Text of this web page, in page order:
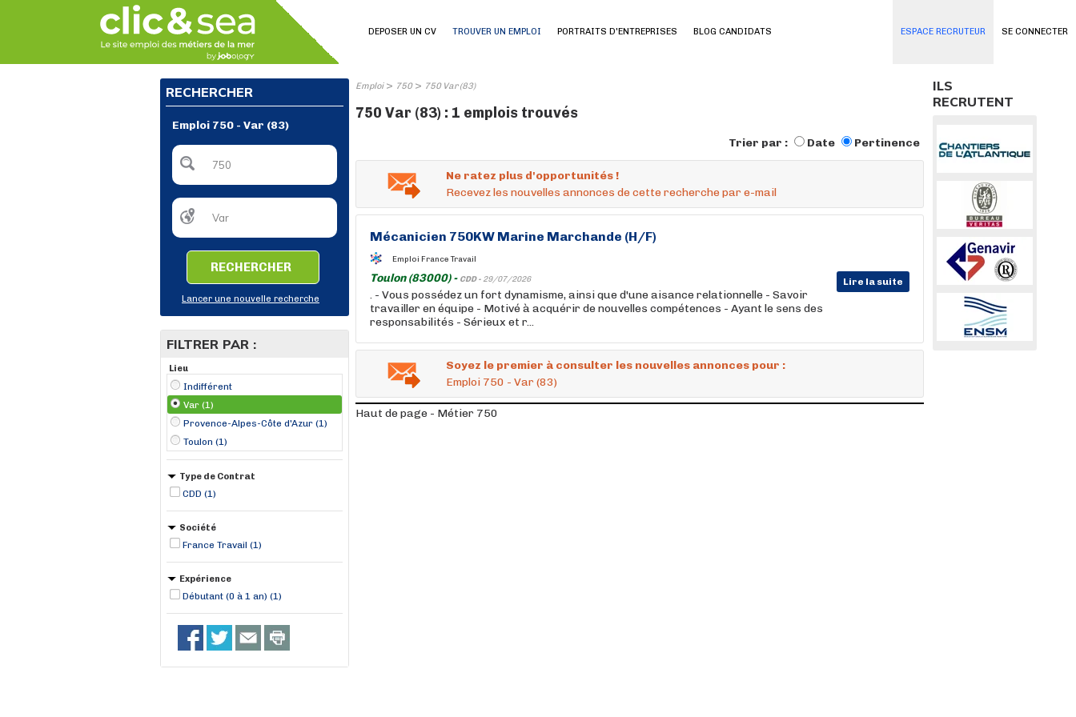
SE CONNECTER
DEPOSER UN CV TROUVER UN EMPLOI PORTRAITS D'ENTREPRISES BLOG CANDIDATS ESPACE RECRUTEUR
RECHERCHER
Emploi 750 - Var (83)
RECHERCHER
Lancer une nouvelle recherche
FILTRER PAR :
Lieu
Indifférent
Var (1)
Provence-Alpes-Côte d'Azur (1)
Toulon (1)
Type de Contrat
CDD (1)
Société
France Travail (1)
Expérience
Débutant (0 à 1 an) (1)
Emploi> 750> 750 Var (83)
750 Var (83) : 1 emplois trouvés
Trier par : Date Pertinence
Ne ratez plus d'opportunités !
Recevez les nouvelles annonces de cette recherche par e-mail
Mécanicien 750KW Marine Marchande (H/F)
Emploi France Travail
Toulon (83000) - CDD - 29/07/2026 Lire la suite
. - Vous possédez un fort dynamisme, ainsi que d'une aisance relationnelle - Savoir
travailler en équipe - Motivé à acquérir de nouvelles compétences - Ayant le sens des
responsabilités - Sérieux et r...
Soyez le premier à consulter les nouvelles annonces pour :
Emploi 750 - Var (83)
Haut de page - Métier 750
ILS
RECRUTENT